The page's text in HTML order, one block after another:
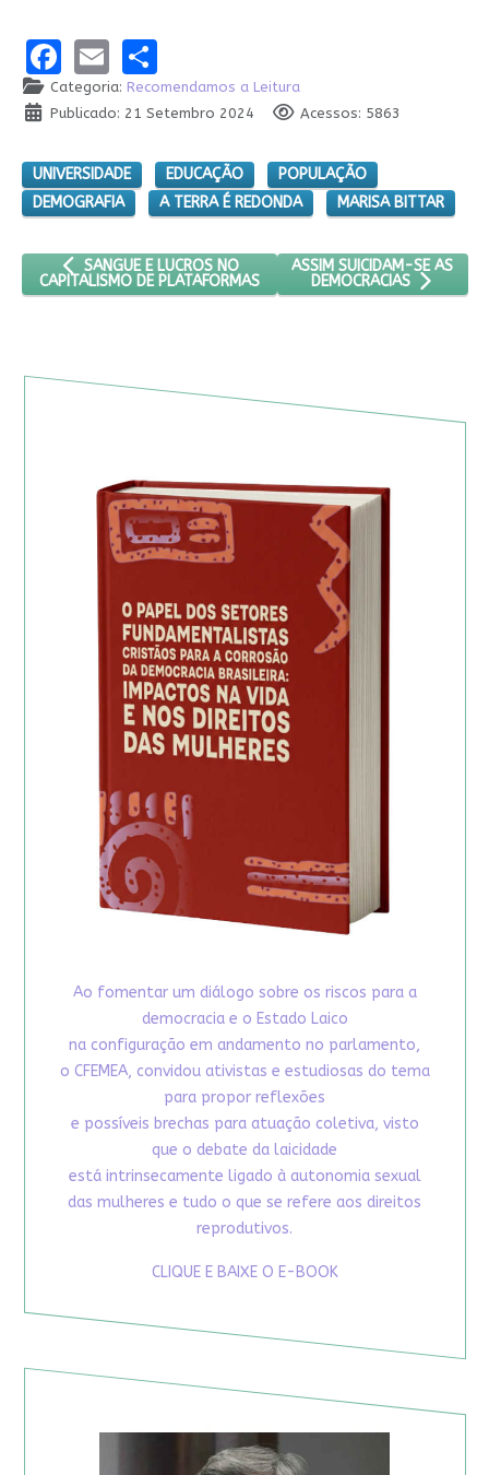
Facebook
EmailShare
Categoria: Recomendamos a Leitura
Publicado: 21 Setembro 2024
Acessos: 5863
UNIVERSIDADE EDUCAÇÃO
POPULAÇÃO
DEMOGRAFIA
A TERRA É REDONDA MARISA BITTAR
ARTIGO ANTERIOR: SANGUE E LUCROS NO CAPITALISMO DE
SANGUE E LUCROS NO
CAPITALISMO DE PLATAFORMAS
PRÓXIMO ARTIGO: ASSIM
ASSIM SUICIDAM-SE AS
DEMOCRACIAS
Ao fomentar um diálogo sobre os riscos para a
democracia e o Estado Laico
na configuração em andamento no parlamento,
o CFEMEA, convidou ativistas e estudiosas do tema
para propor reflexões
e possíveis brechas para atuação coletiva, visto
que o debate da laicidade
está intrinsecamente ligado à autonomia sexual
das mulheres e tudo o que se refere aos direitos
reprodutivos.
CLIQUE E BAIXE O E-BOOK